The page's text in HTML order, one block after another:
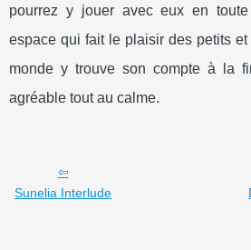
pourrez y jouer avec eux en toute
espace qui fait le plaisir des petits
monde y trouve son compte à la
agréable tout au calme.
Sunelia Interlude